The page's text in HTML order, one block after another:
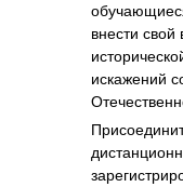
внести свой
искажений